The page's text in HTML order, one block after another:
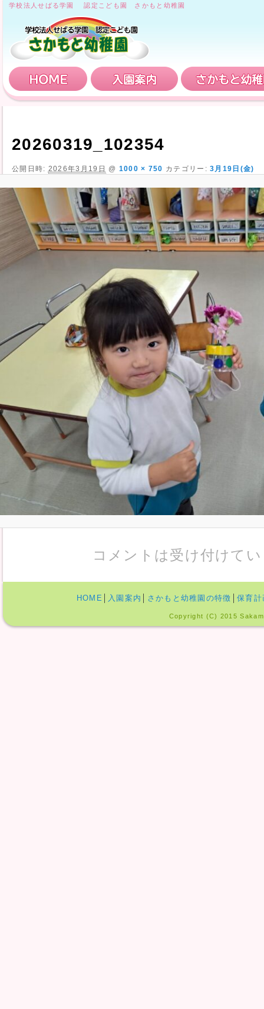
学校法人せばる学園 認定こども園 さかもと幼稚園
HOME 入園案内
20260319_102354
公開日時: 2026年3月19日 @ 1000 × 750 カテゴリー:3月19日(金)
コメントは受け付けて
HOME 入園案内 さかもと幼稚園の特徴 保育計
Copyright (C) 2015